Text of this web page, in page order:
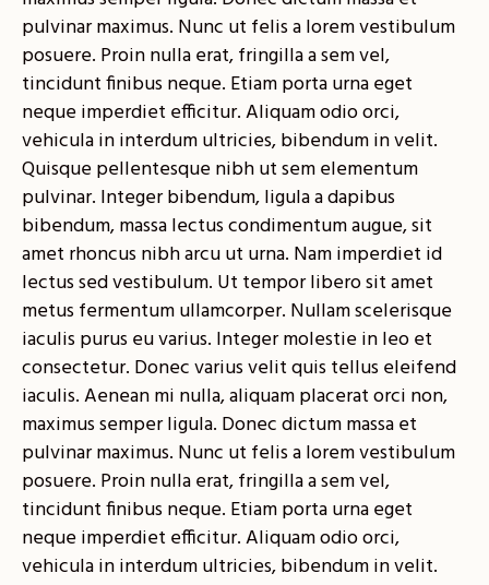
pulvinar maximus. Nunc ut felis a lorem vestibulum
posuere. Proin nulla erat, fringilla a sem vel,
tincidunt finibus neque. Etiam porta urna eget
neque imperdiet efficitur. Aliquam odio orci,
vehicula in interdum ultricies, bibendum in velit.
Quisque pellentesque nibh ut sem elementum
pulvinar. Integer bibendum, ligula a dapibus
bibendum, massa lectus condimentum augue, sit
amet rhoncus nibh arcu ut urna. Nam imperdiet id
lectus sed vestibulum. Ut tempor libero sit amet
metus fermentum ullamcorper. Nullam scelerisque
iaculis purus eu varius. Integer molestie in leo et
consectetur. Donec varius velit quis tellus eleifend
iaculis. Aenean mi nulla, aliquam placerat orci non,
maximus semper ligula. Donec dictum massa et
pulvinar maximus. Nunc ut felis a lorem vestibulum
posuere. Proin nulla erat, fringilla a sem vel,
tincidunt finibus neque. Etiam porta urna eget
neque imperdiet efficitur. Aliquam odio orci,
vehicula in interdum ultricies, bibendum in velit.